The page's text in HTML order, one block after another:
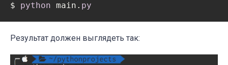
$ python main. py
Результат должен выглядеть так: